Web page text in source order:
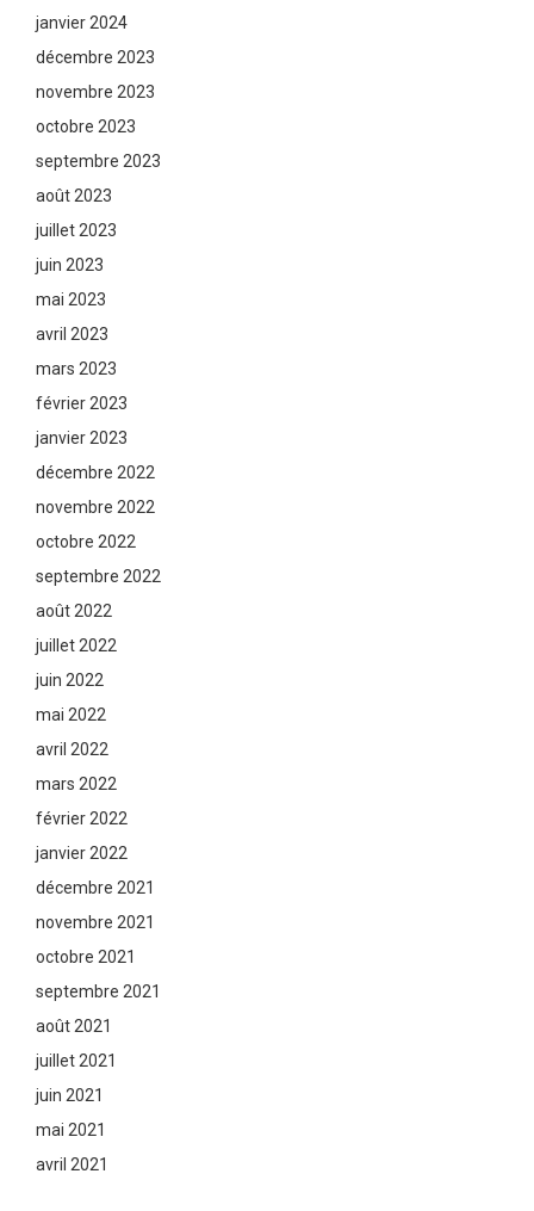
janvier 2024
décembre 2023
novembre 2023
octobre 2023
septembre 2023
août 2023
juillet 2023
juin 2023
mai 2023
avril 2023
mars 2023
février 2023
janvier 2023
décembre 2022
novembre 2022
octobre 2022
septembre 2022
août 2022
juillet 2022
juin 2022
mai 2022
avril 2022
mars 2022
février 2022
janvier 2022
décembre 2021
novembre 2021
octobre 2021
septembre 2021
août 2021
juillet 2021
juin 2021
mai 2021
avril 2021